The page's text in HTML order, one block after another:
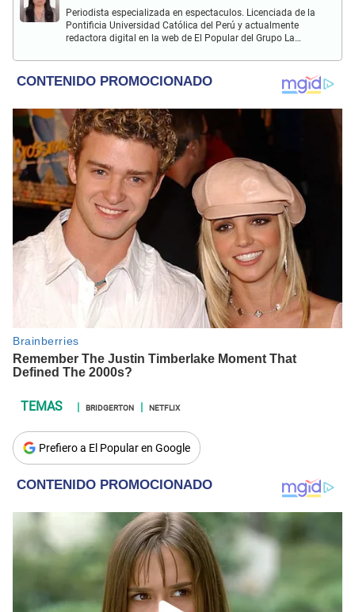
Periodista especializada en espectaculos. Licenciada de la
Pontificia Universidad Católica del Perú y actualmente
redactora digital en la web de El Popular del Grupo La
sociales y nuevas tecnologías.
BRIDGERTON NETFLIX
Prefiero a El Popular en Google